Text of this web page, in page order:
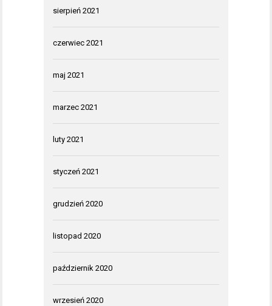
sierpień 2021
czerwiec 2021
maj 2021
marzec 2021
luty 2021
styczeń 2021
grudzień 2020
listopad 2020
październik 2020
wrzesień 2020